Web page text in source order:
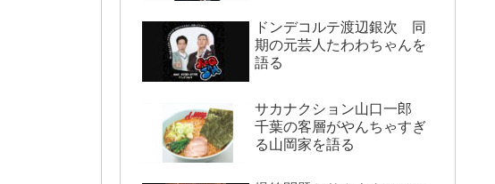
ドンデコルテ渡辺銀次 同
期の元芸人たわわちゃんを
語る
サカナクション山口一郎
千葉の客層がやんちゃすぎ
る山岡家を語る